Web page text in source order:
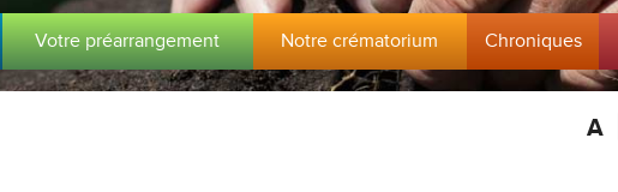
Votre préarrangement Notre crématorium Chroniques
A